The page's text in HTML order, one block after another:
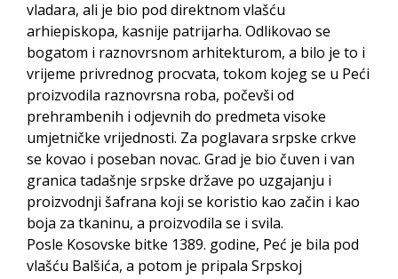
vladara, ali je bio pod direktnom vlašću
arhiepiskopa, kasnije patrijarha. Odlikovao se
bogatom i raznovrsnom arhitekturom, a bilo je to i
vrijeme privrednog procvata, tokom kojeg se u Peći
proizvodila raznovrsna roba, počevši od
prehrambenih i odjevnih do predmeta visoke
umjetničke vrijednosti. Za poglavara srpske crkve
se kovao i poseban novac. Grad je bio čuven i van
granica tadašnje srpske države po uzgajanju i
proizvodnji šafrana koji se koristio kao začin i kao
boja za tkaninu, a proizvodila se i svila.
Posle Kosovske bitke 1389. godine, Peć je bila pod
vlašću Balšića, a potom je pripala Srpskoj